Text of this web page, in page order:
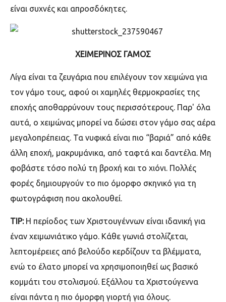
είναι συχνές και απροσδόκητες.
ΧΕΙΜΕΡΙΝΟΣ ΓΑΜΟΣ
Λίγα είναι τα ζευγάρια που επιλέγουν τον χειμώνα για
τον γάμο τους, αφού οι χαμηλές θερμοκρασίες της
εποχής αποθαρρύνουν τους περισσότερους. Παρ' όλα
αυτά, ο χειμώνας μπορεί να δώσει στον γάμο σας αέρα
μεγαλοπρέπειας. Τα νυφικά είναι πιο “βαριά” από κάθε
άλλη εποχή, μακρυμάνικα, από ταφτά και δαντέλα. Μη
φοβάστε τόσο πολύ τη βροχή και το χιόνι. Πολλές
φορές δημιουργούν το πιο όμορφο σκηνικό για τη
φωτογράφιση που ακολουθεί.
ΤΙP: Η περίοδος των Χριστουγέννων είναι ιδανική για
έναν χειμωνιάτικο γάμο. Κάθε γωνιά στολίζεται,
λεπτομέρειες από βελούδο κερδίζουν τα βλέμματα,
ενώ το έλατο μπορεί να χρησιμοποιηθεί ως βασικό
κομμάτι του στολισμού. Εξάλλου τα Χριστούγεννα
είναι πάντα η πιο όμορφη γιορτή για όλους.